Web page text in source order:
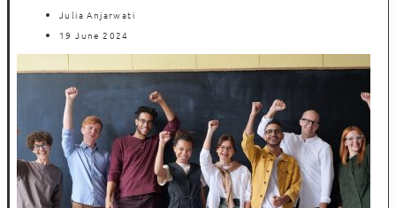
Julia Anjarwati
19 June 2024